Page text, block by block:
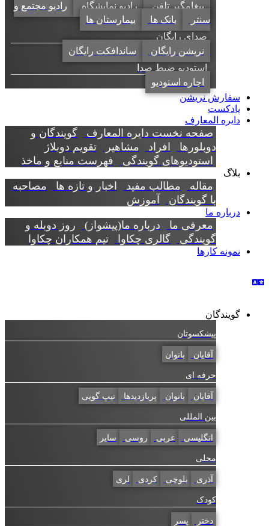
پیغامگیر تلفن
رادیو نمایشگاه
رادیو مجتمع و
سنتر
بانک ها
بیمارستان ها
صدای رایگان
نریشن رایگان
ساندافکت رایگان
استودیو ضبط صدا
اجاره استودیو
سفارش نریشن
پادکست
دایره المعارف
صفحه نخست دایره المعارف
گویندگان و
دوبلورها
افراد مشاهیر
تقویم دوبلاژ
استودیوهای گویندگی
فهرست منابع و ماخذ
بلاگ
مقاله مطالب مفید اخبار و تازه ها
مصاحبه
با گویندگان
آموزش
درباره ما
معرفی ما درباره ما(پیشواز)
روز دوبله و
گویندگی
گالری چکاوا تیم همکاران چکاوا
نمونه کارها
گویندگان
پیشکسوتان
آقایان بانوان
حرفه ای
آقایان بانوان پربازدیدها تیپ گویی
بین المللی
انگلیسی عربی روسی سایر
محلی
آذری بلوچی کردی لری
کودک
دختر پسر